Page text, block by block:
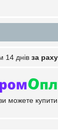
14 днів за
можете